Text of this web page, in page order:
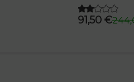
91,50 €